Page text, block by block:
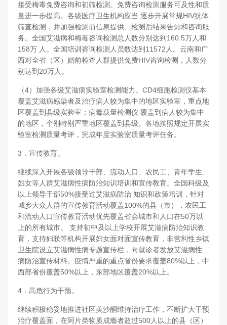
接受梅毒免费咨询和初筛检测。免费咨询检测服务可及性和质
量进一步提高。各级医疗卫生机构应当 逐步开展常规HIV抗体
筛查检测，并加强检测前信息提供、检测后结果告知和咨询服
务。全国艾滋病和梅毒咨询检测总人数分别达到160.5万人和
158万 人。全国培训咨询检测人员数达到11572人。云南和广
西对全省（区）婚前检查人群提供免费HIV咨询检测，人数分
别达到20万人。
（4）加强各级艾滋病实验室检测能力。CD4细胞检测仪基本
覆盖艾滋病感染者及治疗病人较为集中的地区实验室，重点地
区覆盖到县级实验室；病毒载量检测仪 覆盖到病人较为集中
的地区，个别特别严重地区覆盖到县级。各地按照规定开展实
验室检测质量考评，完成年度实验室质量考评任务。
3．宣传教育。
继续深入开展各级领导干部、流动人口、农民工、青年学生、
妇女等人群艾滋病性病防治知识培训和宣传教育。全国科级及
以上领导干部50%接受过艾滋病防治 知识和政策培训，针对
城乡大众人群的宣传教育活动覆盖100%的县（市），农民工
和流动人口宣传教育活动优先覆盖省会城市和人口在50万以
上的所有城市。 支持初中及以上学校开展艾滋病防治知识教
育，支持妇联等机构开展妇女面对面宣传教育，非营利性乡镇
卫生院设立艾滋病性病专题宣传栏，向就诊者发放艾滋病性
病防治宣传材料。疫情严重的重点省份要求覆盖80%以上，中
西部省份覆盖50%以上，东部地区覆盖20%以上。
4．高危行为干预。
继续积极稳妥地推进社区美沙酮维持治疗工作，不断扩大干预
治疗覆盖面，在阿片类物质成瘾者超过500人以上的县（区）